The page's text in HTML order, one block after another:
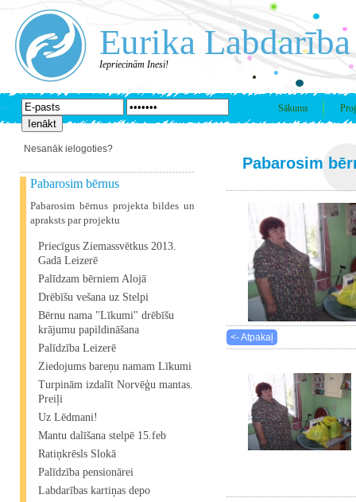
Eurika Labdarība
Iepriecinām Inesi!
Sākums
Nesanāk ielogoties?
Pabarosim bērnus
Pabarosim bērnus projekta bildes un
apraksts par projektu
Priecīgus Ziemassvētkus 2013.
Gadā Leizerē
Palīdzam bērniem Alojā
Drēbīšu vešana uz Stelpi
Bērnu nama "Līkumi" drēbīšu
krājumu papildināšana
Palīdzība Leizerē
Ziedojums bareņu namam Līkumi
Turpinām izdalīt Norvēģu mantas.
Preiļi
Uz Lēdmani!
Mantu dalīšana stelpē 15.feb
Ratiņkrēsls Slokā
Palīdzība pensionārei
Labdarības kartiņas depo
Pabarosim
<- Atpakaļ